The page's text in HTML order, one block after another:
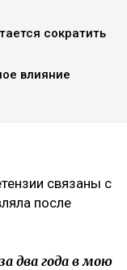
сократить
влияние
связаны с
после
два года в мою